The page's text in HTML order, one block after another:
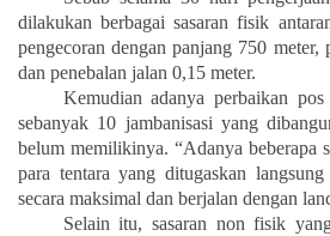
dilakukan berbagai sasaran fisik
pengecoran dengan panjang 750 meter,
dan penebalan jalan 0,15 meter.
Kemudian adanya perbaikan
sebanyak 10 jambanisasi yang
belum memilikinya. “Adanya beberapa
para tentara yang ditugaskan
secara maksimal dan berjalan dengan
Selain itu, sasaran non fisik